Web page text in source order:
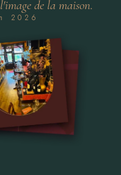
de la maison.
2026